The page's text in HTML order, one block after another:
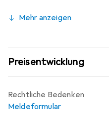
Mehr anzeigen
Preisentwicklung
Rechtliche Bedenken
Meldeformular